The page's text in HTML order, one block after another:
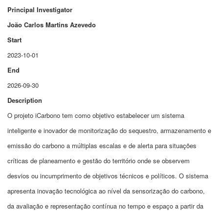
Principal Investigator
João Carlos Martins Azevedo
Start
2023-10-01
End
2026-09-30
Description
O projeto iCarbono tem como objetivo estabelecer um sistema
inteligente e inovador de monitorização do sequestro, armazenamento e
emissão do carbono a múltiplas escalas e de alerta para situações
críticas de planeamento e gestão do território onde se observem
desvios ou incumprimento de objetivos técnicos e políticos. O sistema
apresenta inovação tecnológica ao nível da sensorização do carbono,
da avaliação e representação contínua no tempo e espaço a partir da